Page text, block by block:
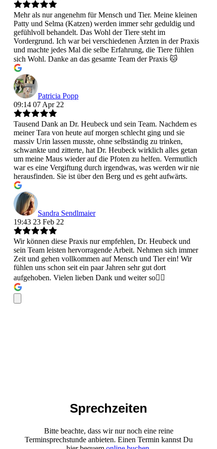
Mehr als nur angenehm für Mensch und Tier. Meine kleinen
Patty und Selma (Katzen) werden immer sehr geduldig und
gefühlvoll behandelt. Das Wohl der Tiere steht im
Vordergrund. Ich war bei verschiedenen Ärzten in der Praxis
und machte jedes Mal die selbe Erfahrung, die Tiere fühlen
sich Wohl. Danke an das gesamte Team der Praxis 🐱
Patricia Popp
09:14 07 Apr 22
Tausend Dank an Dr. Heubeck und sein Team. Nachdem es
meiner Tara von heute auf morgen schlecht ging und sie
massiv Urin lassen musste, ohne selbständig zu trinken,
schwankte und zitterte, hat Dr. Heubeck wirklich alles getan
um meine Maus wieder auf die Pfoten zu helfen. Vermutlich
war es eine Vergiftung durch irgendwas, was werden wir nie
herausfinden. Sie ist über den Berg und es geht aufwärts.
Sandra Sendlmaier
19:43 23 Feb 22
Wir können diese Praxis nur empfehlen, Dr. Heubeck und
sein Team leisten hervorragende Arbeit. Nehmen sich immer
Zeit und gehen vollkommen auf Mensch und Tier ein! Wir
fühlen uns schon seit ein paar Jahren sehr gut dort
aufgehoben. Vielen lieben Dank und weiter so👍🏻
Sprechzeiten
Bitte beachte, dass wir nur noch eine reine
Terminsprechstunde anbieten. Einen Termin kannst Du